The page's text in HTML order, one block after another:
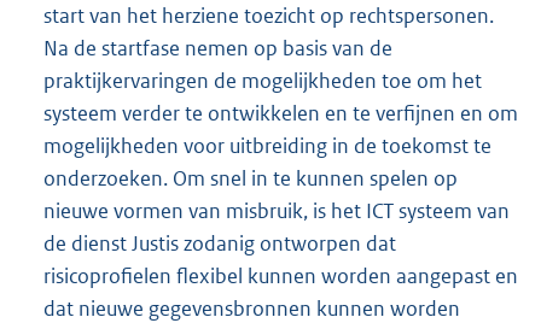
start van het herziene toezicht op rechtspersonen.
Na de startfase nemen op basis van de
praktijkervaringen de mogelijkheden toe om het
systeem verder te ontwikkelen en te verfijnen en om
mogelijkheden voor uitbreiding in de toekomst te
onderzoeken. Om snel in te kunnen spelen op
nieuwe vormen van misbruik, is het ICT systeem van
de dienst Justis zodanig ontworpen dat
risicoprofielen flexibel kunnen worden aangepast en
dat nieuwe gegevensbronnen kunnen worden